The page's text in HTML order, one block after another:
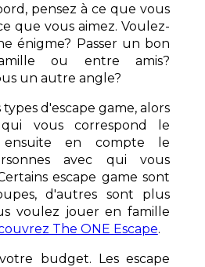
pensez à ce que vous
que vous aimez. Voulez-
énigme? Passer un bon
ou entre amis?
un autre angle?
d'escape game, alors
qui vous correspond le
ensuite en compte le
avec qui vous
escape game sont
d'autres sont plus
voulez jouer en famille
The ONE Escape.
budget. Les escape